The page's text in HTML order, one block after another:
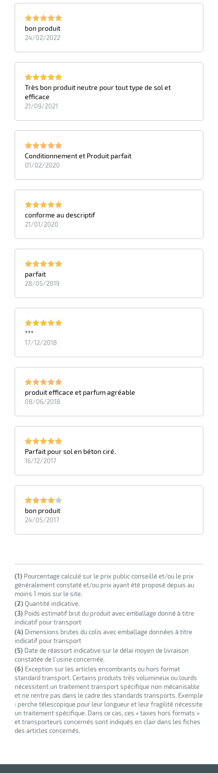
bon produit
24/02/2022
Très bon produit neutre pour tout type de sol et
efficace
21/09/2021
Conditionnement et Produit parfait
01/02/2020
conforme au descriptif
21/01/2020
parfait
28/05/2019
***
17/12/2018
produit efficace et parfum agréable
08/06/2018
Parfait pour sol en béton ciré.
16/12/2017
bon produit
24/05/2017
(1) Pourcentage calculé sur le prix public conseillé et/ou le prix
généralement constaté et/ou prix ayant été proposé depuis au
moins 1 mois sur le site.
(2)Quantité indicative.
(3) Poids estimatif brut du produit avec emballage donné à titre
indicatif pour transport
(4) Dimensions brutes du colis avec emballage données à titre
indicatif pour transport
(5) Date de réassort indicative sur le délai moyen de livraison
constatée de l’usine concernée.
(6) Exception sur les articles encombrants ou hors format
standard transport. Certains produits très volumineux ou lourds
nécessitent un traitement transport spécifique non mécanisable
et ne rentre pas dans le cadre des standards transports. Exemple
: perche télescopique pour leur longueur et leur fragilité nécessite
un traitement spécifique. Dans ce cas, ces « taxes hors formats »
et transporteurs concernés sont indiqués en clair dans les fiches
des articles concernés.